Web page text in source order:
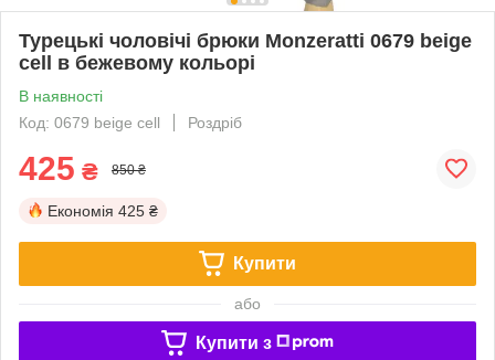
Турецькі чоловічі брюки Monzeratti 0679 beige
cell в бежевому кольорі
В наявності
Код: 0679 beige cell
Роздріб
425 ₴ 850 ₴
Економія 425 ₴
Купити
або
Купити з